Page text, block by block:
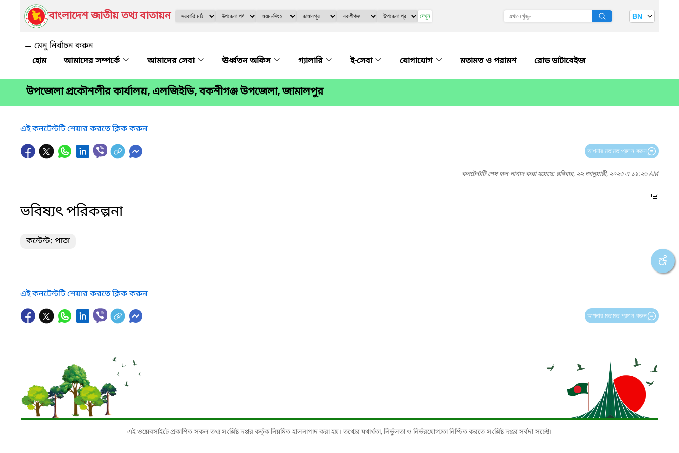
বাংলাদেশ জাতীয় তথ্য বাতায়ন দেখুন BN
মেনু নির্বাচন করুন
আমাদের সম্পর্কে
আমাদের সেবা ঊর্ধ্বতন অফিস গ্যালারি ই-সেবা যোগাযোগ মতামত ও পরামশ রোড ডাটাবেইজ
উপজেলা প্রকৌশলীর কার্যালয়, এলজিইডি, বকশীগঞ্জ উপজেলা, জামালপুর
এই কনটেন্টটি শেয়ার করতে ক্লিক করুন
আপনার মতামত প্রদান করুন
কনটেন্টটি শেষ হাল-নাগাদ করা হয়েছে: রবিবার, ২২ জানুয়ারী, ২০২৩ এ ১১:২৬ AM
ভবিষ্যৎ পরিকল্পনা
কন্টেন্ট: পাতা
এই কনটেন্টটি শেয়ার করতে ক্লিক করুন
আপনার মতামত প্রদান করুন
এই ওয়েবসাইটে প্রকাশিত সকল তথ্য সংশ্লিষ্ট দপ্তর কর্তৃক নিয়মিত হালনাগাদ করা হয়। তথ্যের যথার্থতা, নির্ভুলতা ও নির্ভরযোগ্যতা নিশ্চিত করতে সংশ্লিষ্ট দপ্তর সর্বদা সচেষ্ট।